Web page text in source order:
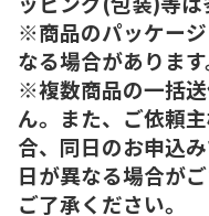
※商品のパッケー
なる場合があります
※複数商品の一括
ん。また、ご依頼
合、同日のお申込
日が異なる場合が
ご了承ください。